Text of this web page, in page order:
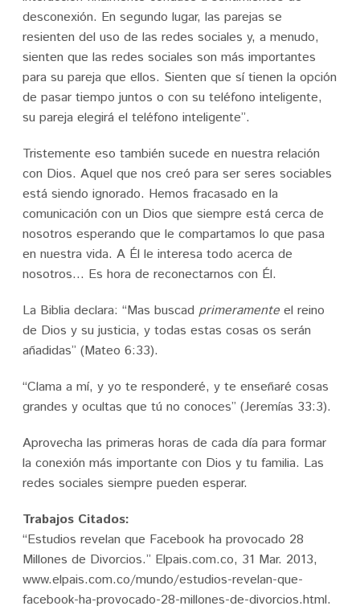
desconexión. En segundo lugar, las parejas se
resienten del uso de las redes sociales y, a menudo,
sienten que las redes sociales son más importantes
para su pareja que ellos. Sienten que sí tienen la opción
de pasar tiempo juntos o con su teléfono inteligente,
su pareja elegirá el teléfono inteligente”.
Tristemente eso también sucede en nuestra relación
con Dios. Aquel que nos creó para ser seres sociables
está siendo ignorado. Hemos fracasado en la
comunicación con un Dios que siempre está cerca de
nosotros esperando que le compartamos lo que pasa
en nuestra vida. A Él le interesa todo acerca de
nosotros… Es hora de reconectarnos con Él.
La Biblia declara: “Mas buscad primeramenteel reino
de Dios y su justicia, y todas estas cosas os serán
añadidas” (Mateo 6:33).
“Clama a mí, y yo te responderé, y te enseñaré cosas
grandes y ocultas que tú no conoces” (Jeremías 33:3).
Aprovecha las primeras horas de cada día para formar
la conexión más importante con Dios y tu familia. Las
redes sociales siempre pueden esperar.
Trabajos Citados:
“Estudios revelan que Facebook ha provocado 28
Millones de Divorcios.” Elpais.com.co, 31 Mar. 2013,
www.elpais.com.co/mundo/estudios-revelan-que-
facebook-ha-provocado-28-millones-de-divorcios.html.